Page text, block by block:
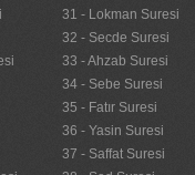
31 - Lokman Suresi
32 - Secde Suresi
33 - Ahzab Suresi
34 - Sebe Suresi
35 - Fatır Suresi
36 - Yasin Suresi
37 - Saffat Suresi